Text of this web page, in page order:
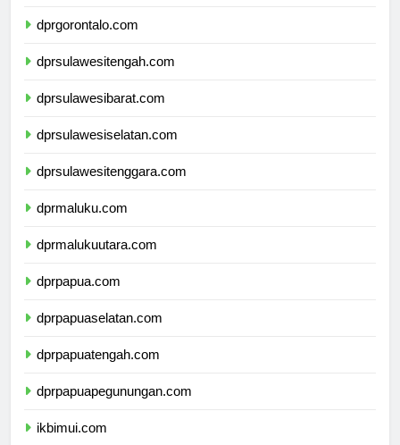
dprgorontalo.com
dprsulawesitengah.com
dprsulawesibarat.com
dprsulawesiselatan.com
dprsulawesitenggara.com
dprmaluku.com
dprmalukuutara.com
dprpapua.com
dprpapuaselatan.com
dprpapuatengah.com
dprpapuapegunungan.com
ikbimui.com